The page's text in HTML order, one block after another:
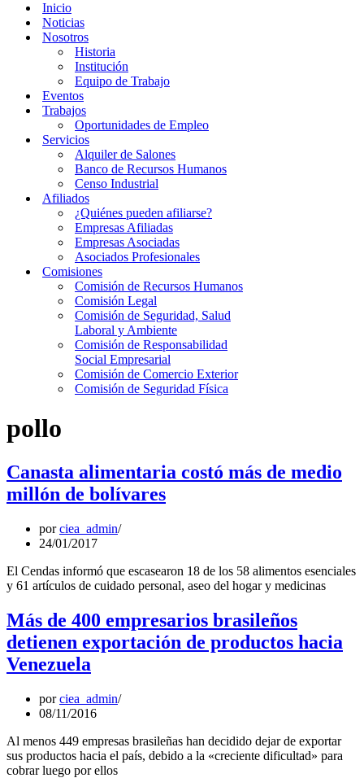
Inicio
Noticias
Nosotros
Historia
Institución
Equipo de Trabajo
Eventos
Trabajos
Oportunidades de Empleo
Servicios
Alquiler de Salones
Banco de Recursos Humanos
Censo Industrial
Afiliados
¿Quiénes pueden afiliarse?
Empresas Afiliadas
Empresas Asociadas
Asociados Profesionales
Comisiones
Comisión de Recursos Humanos
Comisión Legal
Comisión de Seguridad, Salud
Laboral y Ambiente
Comisión de Responsabilidad
Social Empresarial
Comisión de Comercio Exterior
Comisión de Seguridad Física
pollo
Canasta alimentaria costó más de medio
millón de bolívares
porciea_admin
24/01/2017
El Cendas informó que escasearon 18 de los 58 alimentos esenciales
y 61 artículos de cuidado personal, aseo del hogar y medicinas
Más de 400 empresarios brasileños
detienen exportación de productos hacia
Venezuela
porciea_admin
08/11/2016
Al menos 449 empresas brasileñas han decidido dejar de exportar
sus productos hacia el país, debido a la «creciente dificultad» para
cobrar luego por ellos